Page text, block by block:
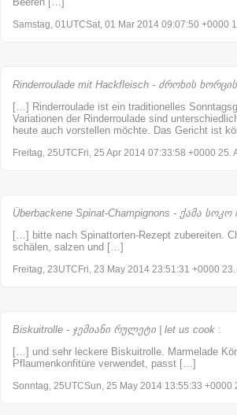
Samstag, 01UTCSat, 01 Mar 2014 09:07:50 +0000
Rinderroulade mit Hackfleisch - ძროხის
[…] Rinderroulade ist ein traditionelles
Variationen der Rinderroulade sind
heute auch vorstellen möchte. Das Gericht ist
Freitag, 25UTCFri, 25 Apr 2014 07:33:58 +0000 25.
Überbackene Spinat-Champignons - ქამა
[…] bitte nach Spinattorten-Rezept zubereiten.
schälen, salzen und […]
Freitag, 23UTCFri, 23 May 2014 23:51:31 +0000
Biskuitrolle - ჯემიანი რულეტი | let us cook :
[…] und sehr leckere Biskuitrolle. Marmelade
Pflaumenkonfitüre verwendet, passt […]
Sonntag, 25UTCSun, 25 May 2014 13:55:33 +0000